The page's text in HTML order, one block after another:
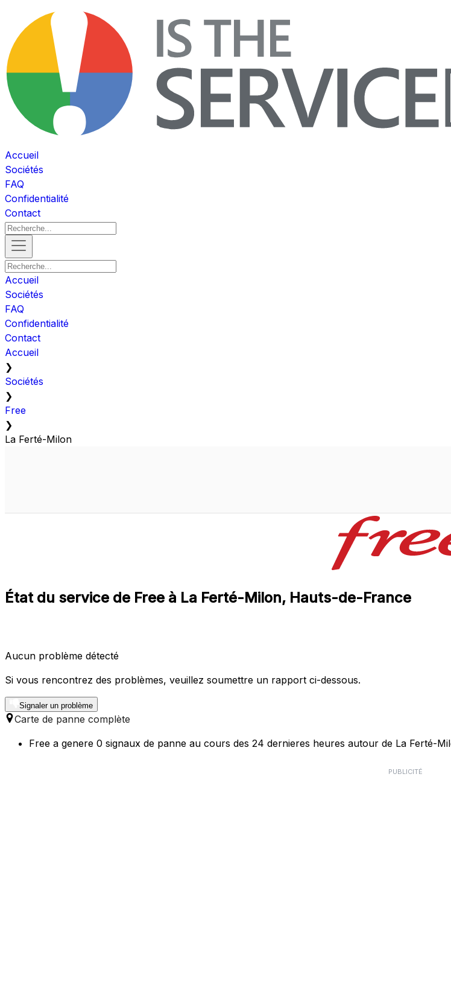
Accueil
Sociétés
FAQ
Confidentialité
Contact
Accueil
Sociétés
FAQ
Confidentialité
Contact
Accueil
❯
Sociétés
❯
Free
❯
La Ferté-Milon
État du service de Free à La Ferté-Milon, Hauts-de-France
Aucun problème détecté
Si vous rencontrez des problèmes, veuillez soumettre un rapport ci-dessous.
Signaler un problème
Carte de panne complète
Free a genere 0 signaux de panne au cours des 24 dernieres heures autour de La Ferté-
PUBLICITÉ